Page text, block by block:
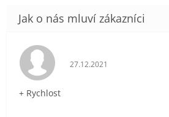
Hodnocení obchodu je 5
27.12.2021
+ Rychlost